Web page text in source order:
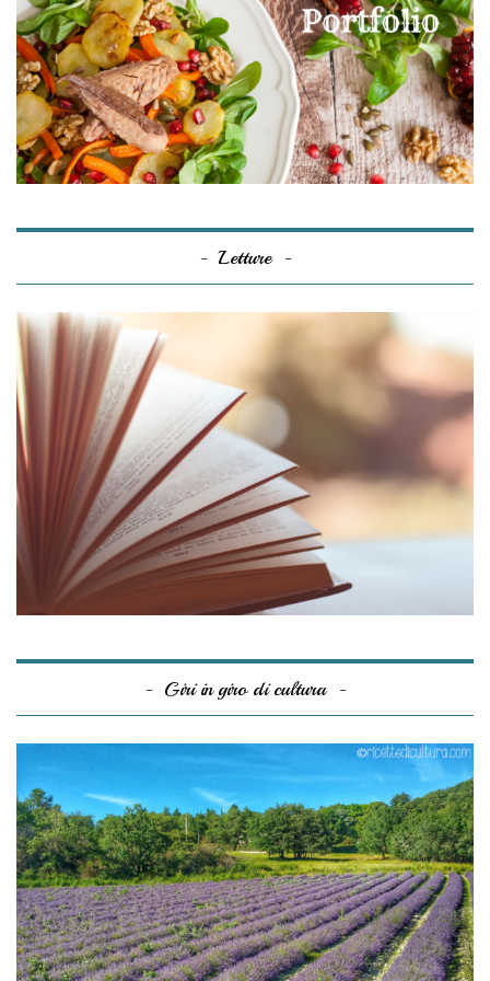
Letture
Giri in giro di cultura